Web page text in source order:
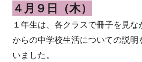
４月９日（木）
１年生は、各クラスで冊子を見
からの中学校生活についての説明
いました。